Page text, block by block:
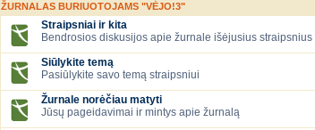
ŽURNALAS BURIUOTOJAMS "VĖJO!3"
Straipsniai ir kita
Bendrosios diskusijos apie žurnale išėjusius
Siūlykite temą
Pasiūlykite savo temą straipsniui
Žurnale norėčiau matyti
Jūsų pageidavimai ir mintys apie žurnalą